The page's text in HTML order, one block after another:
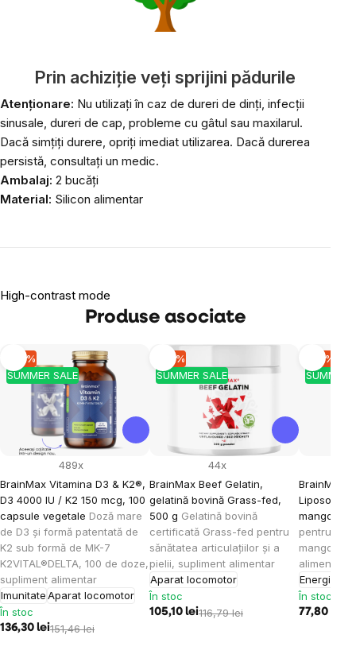
Prin achiziție veți sprijini pădurile
Atenționare: Nu utilizați în caz de dureri de dinți, infecții
sinusale, dureri de cap, probleme cu gâtul sau maxilarul.
Dacă simțiți durere, opriți imediat utilizarea. Dacă durerea
persistă, consultați un medic.
Ambalaj: 2 bucăți
Material: Silicon alimentar
High-contrast mode
Produse asociate
SUMMER SALE
-10 %
BrainMax Vitamina D3 & K2®,
D3 4000 IU / K2 150 mcg, 100
capsule vegetale Doză mare
de D3 și formă patentată de
K2 sub formă de MK-7
K2VITAL®DELTA, 100 de doze,
supliment alimentar
ImunitateAparat locomotor
489x
În stoc
136,30 lei151,46 lei
SUMMER SALE
-10 %
BrainMax Beef Gelatin,
gelatină bovină Grass-fed,
500 g Gelatină bovină
certificată Grass-fed pentru
sănătatea articulațiilor și a
pielii, supliment alimentar
Aparat locomotor
44x
În stoc
105,10 lei116,79 lei
SUMMER
-10 %
BrainMax
Liposomal
mango,
pentru
mango, 30
alimentar
Energie
În stoc
77,80 lei